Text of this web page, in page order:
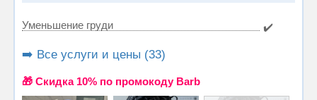
Уменьшение груди ✔️
➡️ Все услуги и цены (33)
🎁 Cкидка 10% по промокоду Barb